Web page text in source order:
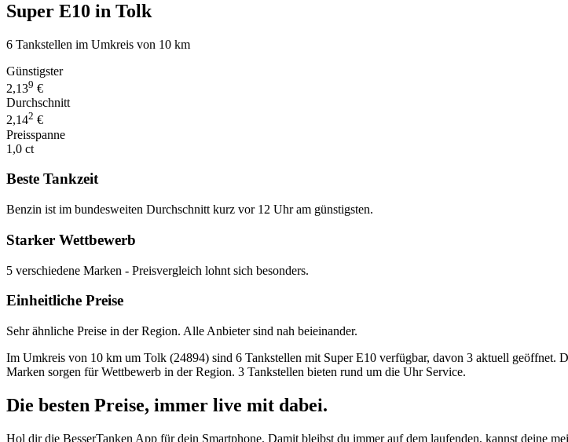
Super E10 in Tolk
6 Tankstellen im Umkreis von 10 km
Günstigster
2,139 €
Durchschnitt
2,142 €
Preisspanne
1,0 ct
Beste Tankzeit
Benzin ist im bundesweiten Durchschnitt kurz vor 12 Uhr am günstigsten.
Starker Wettbewerb
5 verschiedene Marken - Preisvergleich lohnt sich besonders.
Einheitliche Preise
Sehr ähnliche Preise in der Region. Alle Anbieter sind nah beieinander.
Im Umkreis von 10 km um Tolk (24894) sind 6 Tankstellen mit Super E10 verfügbar, davon 3 aktuell geöffnet.
Marken sorgen für Wettbewerb in der Region. 3 Tankstellen bieten rund um die Uhr Service.
Die besten Preise, immer live mit dabei.
Hol dir die BesserTanken App für dein Smartphone. Damit bleibst du immer auf dem laufenden, kannst deine